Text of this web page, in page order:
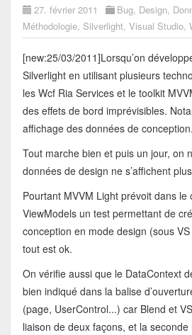
27. février 2011 Bug, Design,
Méthodologie, Silverlight, Visual Studio,
[new:25/03/2011]Lorsqu’on
Silverlight en utilisant plusieurs
les Wcf Ria Services et le toolkit
des effets de bord imprévisibles.
affichage des données de
Tout marche bien et puis un jour, on
données de design ne s’affichent
Pourtant MVVM Light prévoit dans le
ViewModels un test permettant de
conception en mode design (sous
tout est ok.
On vérifie aussi que le DataContext
bien indiqué dans la balise
(page, UserControl...) car Blend et
liaison de deux façons, et la